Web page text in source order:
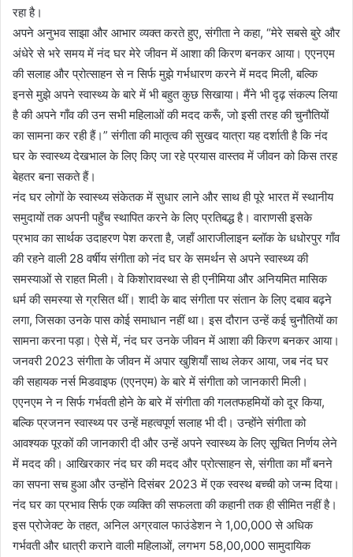
रहा है।
अपने अनुभव साझा और आभार व्यक्त करते हुए, संगीता ने कहा, “मेरे सबसे बुरे और
अंधेरे से भरे समय में नंद घर मेरे जीवन में आशा की किरण बनकर आया। एएनएम
की सलाह और प्रोत्साहन से न सिर्फ मुझे गर्भधारण करने में मदद मिली, बल्कि
इनसे मुझे अपने स्वास्थ्य के बारे में भी बहुत कुछ सिखाया। मैंने भी दृढ़ संकल्प लिया
है की अपने गाँव की उन सभी महिलाओं की मदद करूँ, जो इसी तरह की चुनौतियों
का सामना कर रही हैं।” संगीता की मातृत्व की सुखद यात्रा यह दर्शाती है कि नंद
घर के स्वास्थ्य देखभाल के लिए किए जा रहे प्रयास वास्तव में जीवन को किस तरह
बेहतर बना सकते हैं।
नंद घर लोगों के स्वास्थ्य संकेतक में सुधार लाने और साथ ही पूरे भारत में स्थानीय
समुदायों तक अपनी पहुँच स्थापित करने के लिए प्रतिबद्ध है। वाराणसी इसके
प्रभाव का सार्थक उदाहरण पेश करता है, जहाँ आराजीलाइन ब्लॉक के धधोरपुर गाँव
की रहने वाली 28 वर्षीय संगीता को नंद घर के समर्थन से अपने स्वास्थ्य की
समस्याओं से राहत मिली। वे किशोरावस्था से ही एनीमिया और अनियमित मासिक
धर्म की समस्या से ग्रसित थीं। शादी के बाद संगीता पर संतान के लिए दबाव बढ़ने
लगा, जिसका उनके पास कोई समाधान नहीं था। इस दौरान उन्हें कई चुनौतियों का
सामना करना पड़ा। ऐसे में, नंद घर उनके जीवन में आशा की किरण बनकर आया।
जनवरी 2023 संगीता के जीवन में अपार खुशियाँ साथ लेकर आया, जब नंद घर
की सहायक नर्स मिडवाइफ (एएनएम) के बारे में संगीता को जानकारी मिली।
एएनएम ने न सिर्फ गर्भवती होने के बारे में संगीता की गलतफहमियों को दूर किया,
बल्कि प्रजनन स्वास्थ्य पर उन्हें महत्वपूर्ण सलाह भी दी। उन्होंने संगीता को
आवश्यक पूरकों की जानकारी दी और उन्हें अपने स्वास्थ्य के लिए सूचित निर्णय लेने
में मदद की। आखिरकार नंद घर की मदद और प्रोत्साहन से, संगीता का माँ बनने
का सपना सच हुआ और उन्होंने दिसंबर 2023 में एक स्वस्थ बच्ची को जन्म दिया।
नंद घर का प्रभाव सिर्फ एक व्यक्ति की सफलता की कहानी तक ही सीमित नहीं है।
इस प्रोजेक्ट के तहत, अनिल अग्रवाल फाउंडेशन ने 1,00,000 से अधिक
गर्भवती और धात्री कराने वाली महिलाओं, लगभग 58,00,000 सामुदायिक